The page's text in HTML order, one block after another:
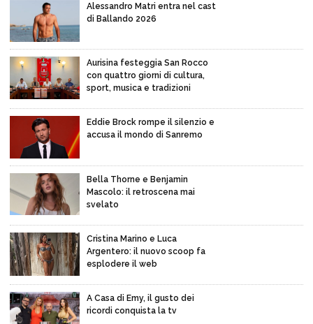
Alessandro Matri entra nel cast
di Ballando 2026
Aurisina festeggia San Rocco
con quattro giorni di cultura,
sport, musica e tradizioni
Eddie Brock rompe il silenzio e
accusa il mondo di Sanremo
Bella Thorne e Benjamin
Mascolo: il retroscena mai
svelato
Cristina Marino e Luca
Argentero: il nuovo scoop fa
esplodere il web
A Casa di Emy, il gusto dei
ricordi conquista la tv